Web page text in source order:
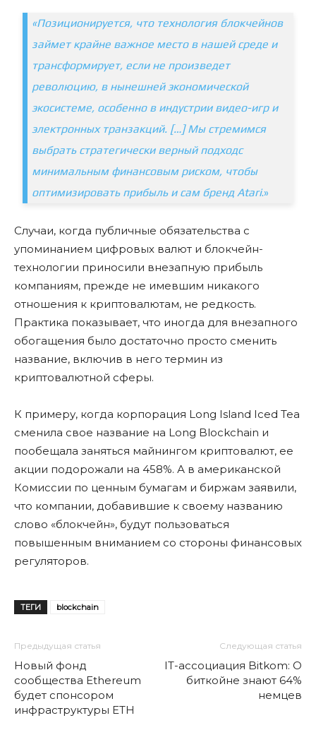
«Позиционируется, что технология блокчейнов
займет крайне важное место в нашей среде и
трансформирует, если не произведет
революцию, в нынешней экономической
экосистеме, особенно в индустрии видео-игр и
электронных транзакций. […] Мы стремимся
выбрать стратегически верный подходс
минимальным финансовым риском, чтобы
оптимизировать прибыль и сам бренд Atari.»
Случаи, когда публичные обязательства с
упоминанием цифровых валют и блокчейн-
технологии приносили внезапную прибыль
компаниям, прежде не имевшим никакого
отношения к криптовалютам, не редкость.
Практика показывает, что иногда для внезапного
обогащения было достаточно просто сменить
название, включив в него термин из
криптовалютной сферы.
К примеру, когда корпорация Long Island Iced Tea
сменила свое название на Long Blockchain и
пообещала заняться майнингом криптовалют, ее
акции подорожали на 458%. А в американской
Комиссии по ценным бумагам и биржам заявили,
что компании, добавившие к своему названию
слово «блокчейн», будут пользоваться
повышенным вниманием со стороны финансовых
регуляторов.
ТЕГИ blockchain
Предыдущая статья
Новый фонд
сообщества Ethereum
будет спонсором
инфраструктуры ETH
Следующая статья
IT-ассоциация Bitkom: О
биткойне знают 64%
немцев